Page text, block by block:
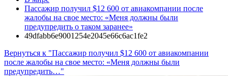
Пассажир получил $12 600 от авиакомпании после
жалобы на свое место: «Меня должны были
предупредить о таком заранее»
49dfabb6e9001254e2045e66c6ac1fe2
Вернуться к "Пассажир получил $12 600 от авиакомпании
после жалобы на свое место: «Меня должны были
предупредить…"